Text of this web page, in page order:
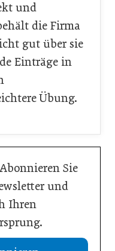
und
die Firma
gut über sie
Einträge in
Übung.
Sie
und
Ihren